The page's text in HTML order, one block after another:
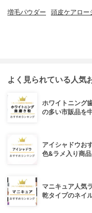
増毛パウダー 頭皮ケアロー
よく見られている人気
ホワイトニング
の多い市販品を
アイシャドウお
色&ラメ入り商品
マニキュア人気
乾タイプのネイ